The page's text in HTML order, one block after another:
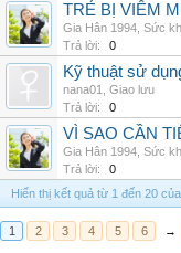
TRẺ BỊ VIÊM
Gia Hân 1994 Sức
Trả lời:
0
Kỹ thuật sử
nana01
Giao lưu
Trả lời:
0
VÌ SAO CẦN
Gia Hân 1994 Sức
Trả lời:
0
Hiển thị kết quả từ 1 đến 20
1 2 3 4 5 6 →